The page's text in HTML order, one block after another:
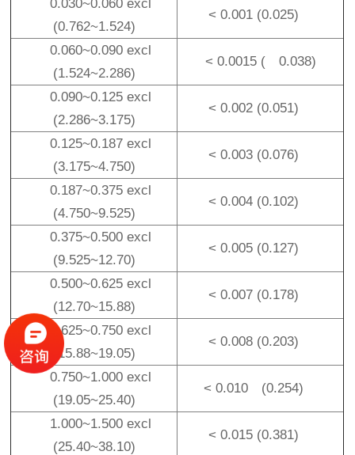
0.030~0.060 excl
(0.762~1.524)
< 0.001 (0.025)
0.060~0.090 excl
(1.524~2.286)
< 0.0015 ( 0.038)
0.090~0.125 excl
(2.286~3.175)
< 0.002 (0.051)
0.125~0.187 excl
(3.175~4.750)
< 0.003 (0.076)
0.187~0.375 excl
(4.750~9.525)
< 0.004 (0.102)
0.375~0.500 excl
(9.525~12.70)
< 0.005 (0.127)
0.500~0.625 excl
(12.70~15.88)
< 0.007 (0.178)
0.625~0.750 excl
(15.88~19.05)
< 0.008 (0.203)
0.750~1.000 excl
(19.05~25.40)
< 0.010 (0.254)
1.000~1.500 excl
(25.40~38.10)
< 0.015 (0.381)